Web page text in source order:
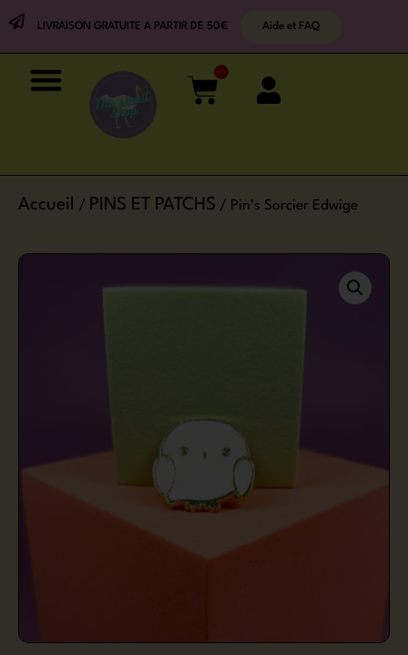
LIVRAISON GRATUITE A PARTIR DE 50€ Aide et FAQ
Accueil / PINS ET PATCHS / Pin’s Sorcier Edwige